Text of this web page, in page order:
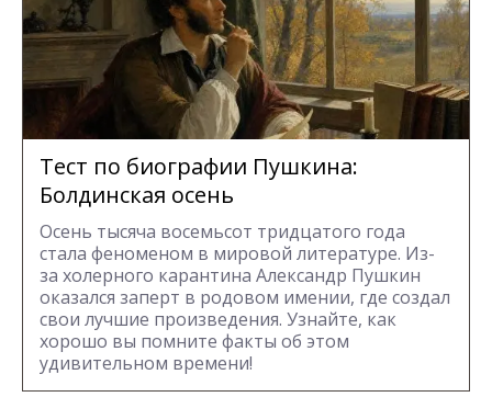
Тест по биографии Пушкина:
Болдинская осень
Осень тысяча восемьсот тридцатого года
стала феноменом в мировой литературе. Из-
за холерного карантина Александр Пушкин
оказался заперт в родовом имении, где создал
свои лучшие произведения. Узнайте, как
хорошо вы помните факты об этом
удивительном времени!